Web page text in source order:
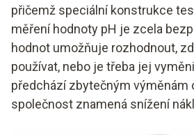
přičemž speciální konstrukce
měření hodnoty pH je zcela
hodnot umožňuje rozhodnout,
používat, nebo je třeba jej
předchází zbytečným výměnám
společnost znamená snížení